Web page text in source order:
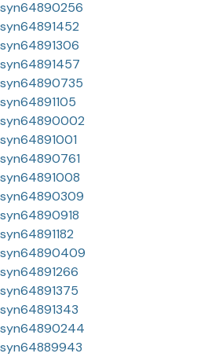
syn64890256
syn64891452
syn64891306
syn64891457
syn64890735
syn64891105
syn64890002
syn64891001
syn64890761
syn64891008
syn64890309
syn64890918
syn64891182
syn64890409
syn64891266
syn64891375
syn64891343
syn64890244
syn64889943